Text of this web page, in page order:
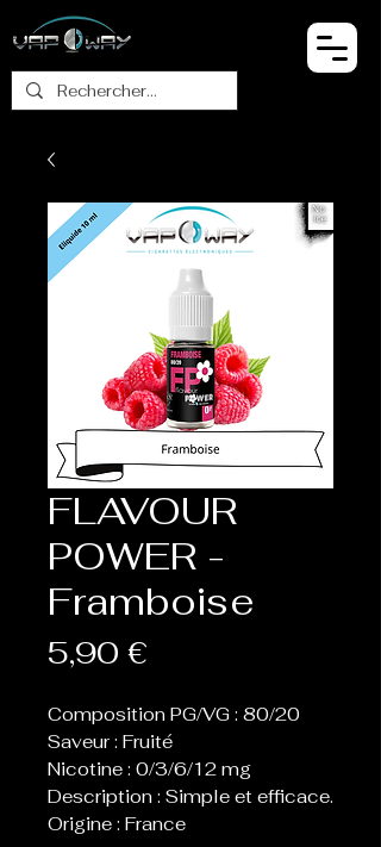
FLAVOUR
POWER -
Framboise
5,90 €
Composition PG/VG : 80/20
Saveur : Fruité
Nicotine : 0/3/6/12 mg
Description : Simple et efficace.
Origine : France